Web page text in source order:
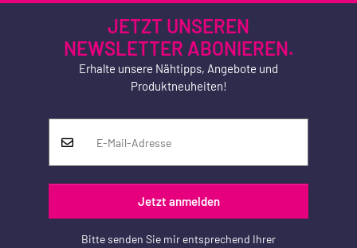
JETZT UNSEREN
NEWSLETTER ABONIEREN.
Erhalte unsere Nähtipps, Angebote und
Produktneuheiten!
Jetzt anmelden
Bitte senden Sie mir entsprechend Ihrer